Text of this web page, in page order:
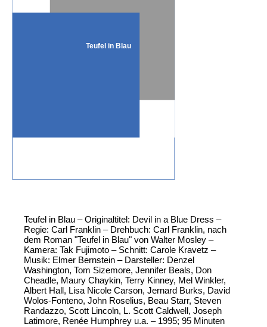
Teufel in Blau
Teufel in Blau – Originaltitel: Devil in a Blue Dress –
Regie: Carl Franklin – Drehbuch: Carl Franklin, nach
dem Roman "Teufel in Blau" von Walter Mosley –
Kamera: Tak Fujimoto – Schnitt: Carole Kravetz –
Musik: Elmer Bernstein – Darsteller: Denzel
Washington, Tom Sizemore, Jennifer Beals, Don
Cheadle, Maury Chaykin, Terry Kinney, Mel Winkler,
Albert Hall, Lisa Nicole Carson, Jernard Burks, David
Wolos-Fonteno, John Roselius, Beau Starr, Steven
Randazzo, Scott Lincoln, L. Scott Caldwell, Joseph
Latimore, Renée Humphrey u.a. – 1995; 95 Minuten